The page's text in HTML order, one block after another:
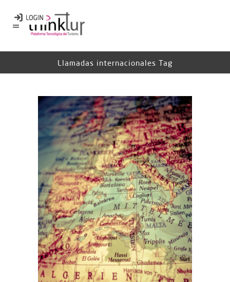
Llamadas internacionales Tag